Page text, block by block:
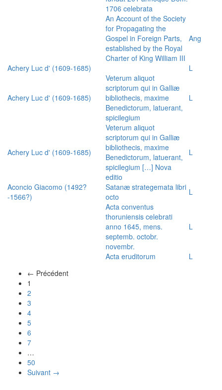
1706 celebrata
An Account of the Society
for Propagating the
Gospel in Foreign Parts,
established by the Royal
Charter of King William III
Ang
Achery Luc d' (1609-1685) L
Achery Luc d' (1609-1685)
Veterum aliquot
scriptorum qui in Galliæ
bibliothecis, maxime
Benedictorum, latuerant,
spicilegium
L
Achery Luc d' (1609-1685)
Veterum aliquot
scriptorum qui in Galliæ
bibliothecis, maxime
Benedictorum, latuerant,
spicilegium […] Nova
editio
L
Aconcio Giacomo (1492?
-1566?)
Satanæ strategemata libri
octo
L
Acta conventus
thoruniensis celebrati
anno 1645, mens.
septemb. octobr.
novembr.
L
Acta eruditorum
L
← Précédent
1
2
3
4
5
6
7
…
50
Suivant →